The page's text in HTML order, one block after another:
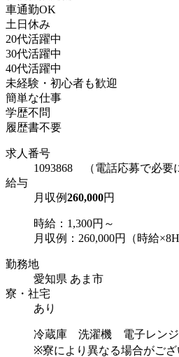
車通勤OK
土日休み
20代活躍中
30代活躍中
40代活躍中
未経験・初心者も歓迎
簡単な仕事
学歴不問
履歴書不要
求人番号
1093868 （電話応募で必要
給与
月収例260,000円
時給：1,300円～
月収例：260,000円（時給
勤務地
愛知県 あま市
寮・社宅
あり
冷蔵庫 洗濯機 電子レン
※寮により異なる場合がござ